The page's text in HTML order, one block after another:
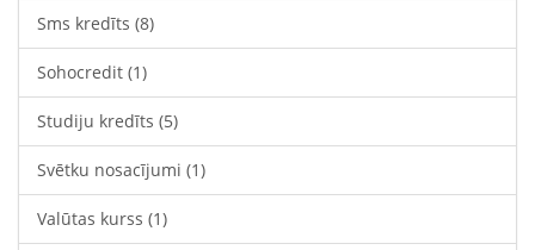
Sms kredīts (8)
Sohocredit (1)
Studiju kredīts (5)
Svētku nosacījumi (1)
Valūtas kurss (1)